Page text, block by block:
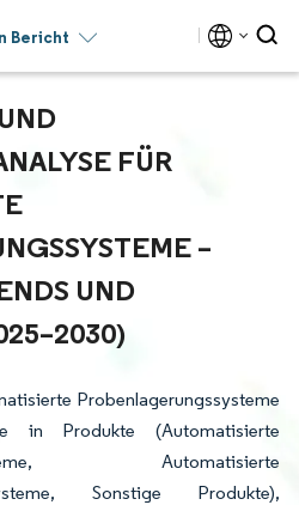
Bericht
M
FÜR A
– W
UND P
Probenlagerungssysteme
in Produkte (Automatisierte
Automatisierte
Sonstige Produkte),